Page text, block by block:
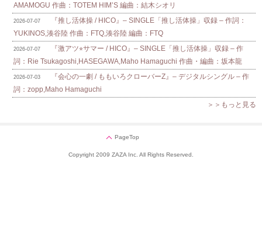
AMAMOGU 作曲：TOTEM HIM’S 編曲：結木シオリ
2026-07-07
『推し活体操 / HICO』– SINGLE「推し活体操」収録 – 作詞：
YUKINOS,湊谷陸 作曲：FTQ,湊谷陸 編曲：FTQ
2026-07-07
『激アツ⭐︎サマー / HICO』– SINGLE「推し活体操」収録 – 作
詞：Rie Tsukagoshi,HASEGAWA,Maho Hamaguchi 作曲・編曲：坂本龍
2026-07-03
『会心の一劇 / ももいろクローバーZ』– デジタルシングル – 作
詞：zopp,Maho Hamaguchi
＞＞もっと見る
PageTop
Copyright 2009 ZAZA Inc. All Rights Reserved.